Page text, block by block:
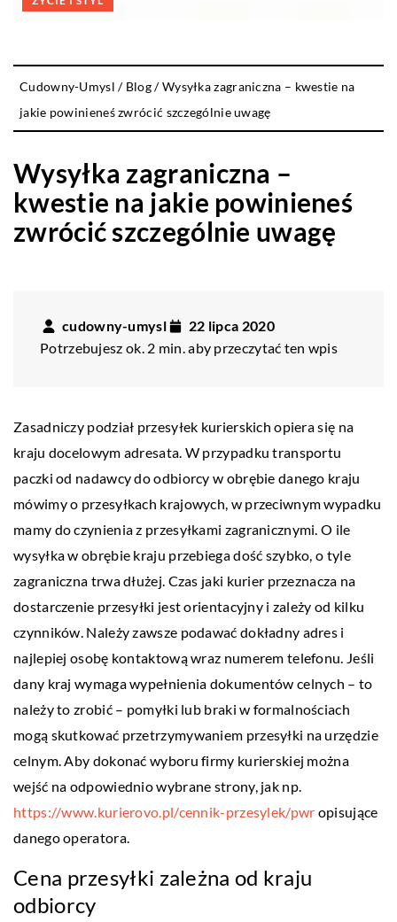
Cudowny-Umysl / Blog/Wysyłka zagraniczna – kwestie na
jakie powinieneś zwrócić szczególnie uwagę
Wysyłka zagraniczna –
kwestie na jakie powinieneś
zwrócić szczególnie uwagę
cudowny-umysl
22 lipca 2020
Potrzebujesz ok. 2 min. aby przeczytać ten wpis
Zasadniczy podział przesyłek kurierskich opiera się na
kraju docelowym adresata. W przypadku transportu
paczki od nadawcy do odbiorcy w obrębie danego kraju
mówimy o przesyłkach krajowych, w przeciwnym wypadku
mamy do czynienia z przesyłkami zagranicznymi. O ile
wysyłka w obrębie kraju przebiega dość szybko, o tyle
zagraniczna trwa dłużej. Czas jaki kurier przeznacza na
dostarczenie przesyłki jest orientacyjny i zależy od kilku
czynników. Należy zawsze podawać dokładny adres i
najlepiej osobę kontaktową wraz numerem telefonu. Jeśli
dany kraj wymaga wypełnienia dokumentów celnych – to
należy to zrobić – pomyłki lub braki w formalnościach
mogą skutkować przetrzymywaniem przesyłki na urzędzie
celnym. Aby dokonać wyboru firmy kurierskiej można
wejść na odpowiednio wybrane strony, jak np.
https://www.kurierovo.pl/cennik-przesylek/pwr opisujące
danego operatora.
Cena przesyłki zależna od kraju
odbiorcy